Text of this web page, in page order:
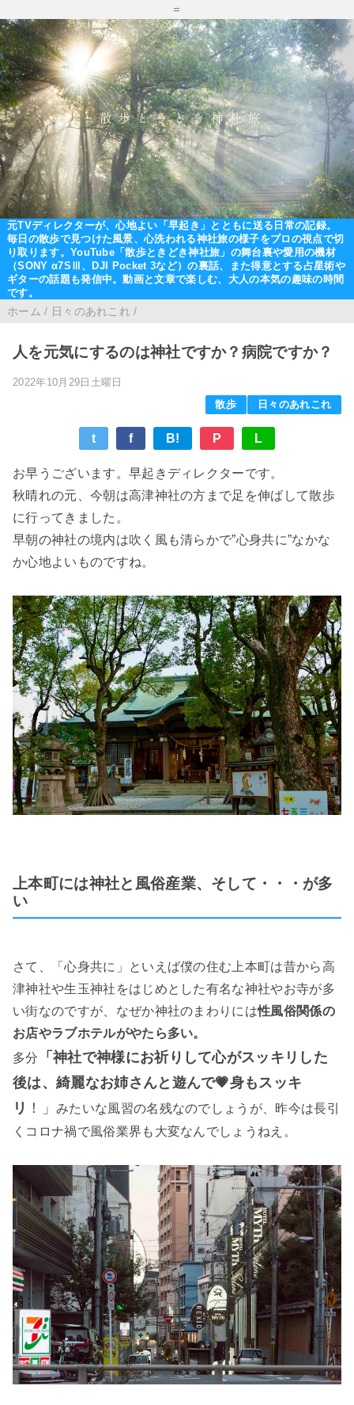
=
元TVディレクターが、心地よい「早起き」とともに送る日常の記録。
毎日の散歩で見つけた風景、心洗われる神社旅の様子をプロの視点で切
り取ります。YouTube「散歩ときどき神社旅」の舞台裏や愛用の機材
（SONY α7SⅢ、DJI Pocket 3など）の裏話、また得意とする占星術や
ギターの話題も発信中。動画と文章で楽しむ、大人の本気の趣味の時間
です。
ホーム / 日々のあれこれ /
人を元気にするのは神社ですか？病院ですか？
2022年10月29日土曜日
散歩
日々のあれこれ
t f B! P L
お早うございます。早起きディレクターです。
秋晴れの元、今朝は高津神社の方まで足を伸ばして散歩
に行ってきました。
早朝の神社の境内は吹く風も清らかで”心身共に”なかな
か心地よいものですね。
上本町には神社と風俗産業、そして・・・が多
い
さて、「心身共に」といえば僕の住む上本町は昔から高
津神社や生玉神社をはじめとした有名な神社やお寺が多
い街なのですが、なぜか神社のまわりには性風俗関係の
お店やラブホテルがやたら多い。
多分
「神社で神様にお祈りして心がスッキリした
後は、綺麗なお姉さんと遊んで💗身もスッキ
リ ！」 みたいな風習の名残なのでしょうが、昨今は長引
くコロナ禍で風俗業界も大変なんでしょうねえ。